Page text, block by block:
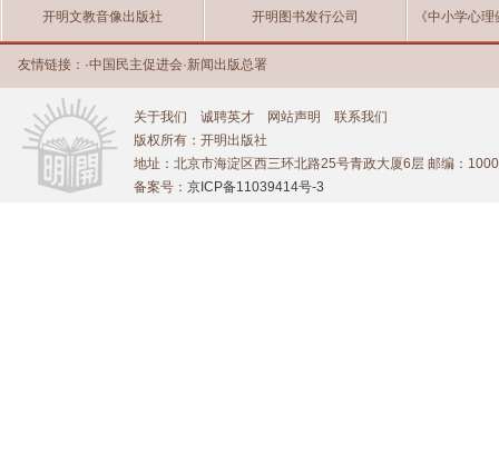
开明文教音像出版社 开明图书发行公司 《中小学心
友情链接： ·中国民主促进会·新闻出版总署
关于我们 诚聘英才 网站声明
联系我们
版权所有：开明出版社
地址：北京市海淀区西三环北路25号青政大厦6层 邮编：
备案号： 京ICP备11039414号-3